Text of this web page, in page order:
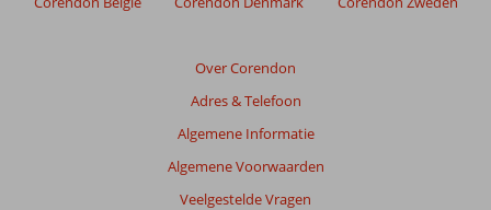
Over Corendon
Adres & Telefoon
Algemene Informatie
Algemene Voorwaarden
Veelgestelde Vragen